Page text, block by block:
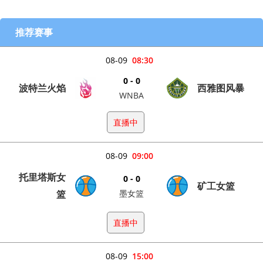
推荐赛事
08:30
08-09
波特兰火焰
0 - 0
WNBA
西雅图风暴
直播中
09:00
08-09
托里塔斯女
篮
0 - 0
墨女篮
矿工女篮
直播中
15:00
08-09